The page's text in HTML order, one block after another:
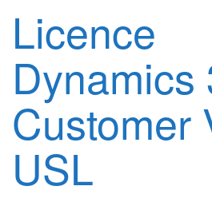
Licence
Dynamics
Customer
USL